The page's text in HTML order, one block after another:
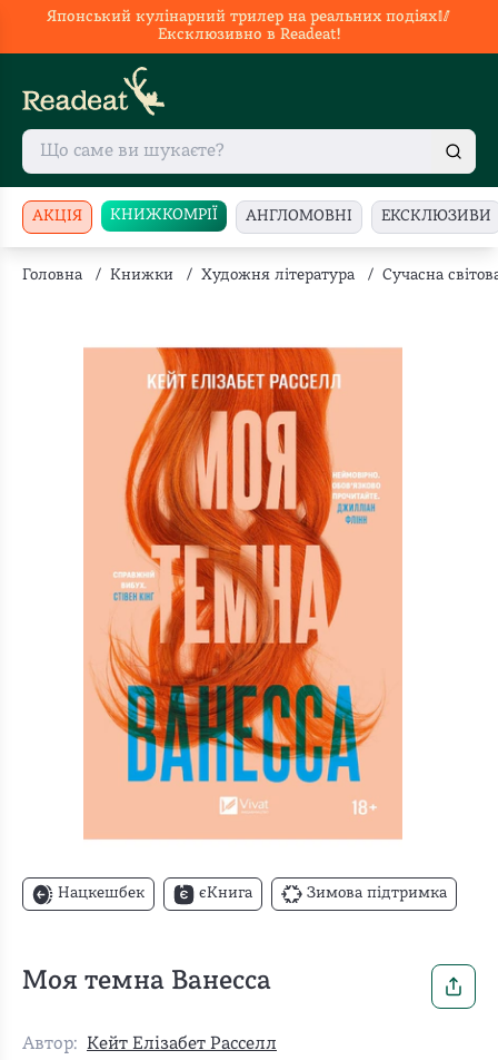
Японський кулінарний трилер на реальних подіях🥢
Ексклюзивно в Readeat!
АКЦІЯ КНИЖКОМРІЇ АНГЛОМОВНІ ЕКСКЛЮЗИВИ
Головна / Книжки / Художня література / Сучасна
Нацкешбек єКнига Зимова підтримка
Моя темна Ванесса
Автор: Кейт Елізабет Расселл